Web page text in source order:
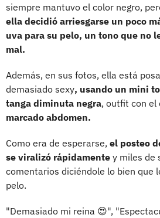
siempre mantuvo el color negro,
ella decidió arriesgarse un poco
uva para su pelo, un tono que no
mal.
Además, en sus fotos, ella está
demasiado sexy, usando un mini
tanga diminuta negra, outfit con el
marcado abdomen.
Como era de esperarse, el posteo
se viralizó rápidamente y miles de
comentarios diciéndole lo bien que
pelo.
"Demasiado mi reina 😍",